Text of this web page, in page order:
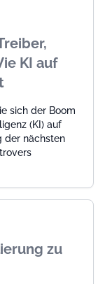
KI auf
sich der Boom
(KI) auf
der nächsten
zu